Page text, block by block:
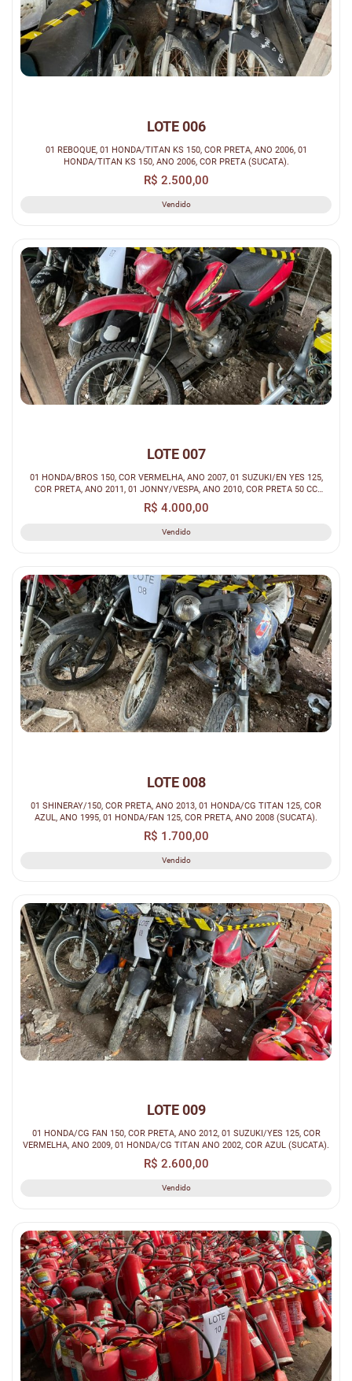
LOTE 006
01 REBOQUE, 01 HONDA/TITAN KS 150, COR PRETA, ANO 2006, 01
HONDA/TITAN KS 150, ANO 2006, COR PRETA (SUCATA).
R$ 2.500,00
Vendido
LOTE 007
01 HONDA/BROS 150, COR VERMELHA, ANO 2007, 01 SUZUKI/EN YES 125,
COR PRETA, ANO 2011, 01 JONNY/VESPA, ANO 2010, COR PRETA 50 CC
(SUCATA).
R$ 4.000,00
Vendido
LOTE 008
01 SHINERAY/150, COR PRETA, ANO 2013, 01 HONDA/CG TITAN 125, COR
AZUL, ANO 1995, 01 HONDA/FAN 125, COR PRETA, ANO 2008 (SUCATA).
R$ 1.700,00
Vendido
LOTE 009
01 HONDA/CG FAN 150, COR PRETA, ANO 2012, 01 SUZUKI/YES 125, COR
VERMELHA, ANO 2009, 01 HONDA/CG TITAN ANO 2002, COR AZUL (SUCATA).
R$ 2.600,00
Vendido